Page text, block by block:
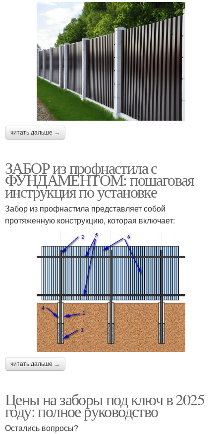
читать дальше →
ЗАБОР из профнастила с
ФУНДАМЕНТОМ: пошаговая
инструкция по установке
Забор из профнастила представляет собой
протяженную конструкцию, которая включает:
читать дальше →
Цены на заборы под ключ в 2025
году: полное руководство
Остались вопросы?